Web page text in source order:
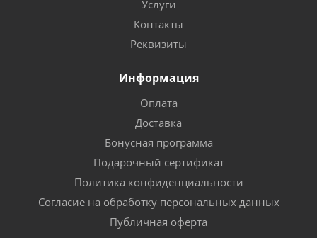
Услуги
Контакты
Реквизиты
Информация
Оплата
Доставка
Бонусная программа
Подарочный сертификат
Политика конфиденциальности
Согласие на обработку персональных данных
Публичная оферта